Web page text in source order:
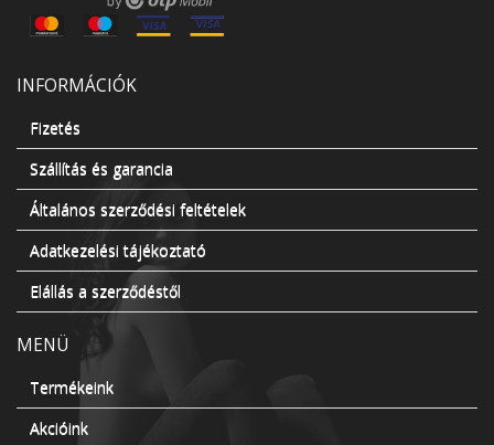
INFORMÁCIÓK
Fizetés
Szállítás és garancia
Általános szerződési feltételek
Adatkezelési tájékoztató
Elállás a szerződéstől
MENÜ
Termékeink
Akcióink